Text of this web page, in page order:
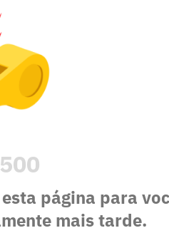
500
página para
mais tarde.